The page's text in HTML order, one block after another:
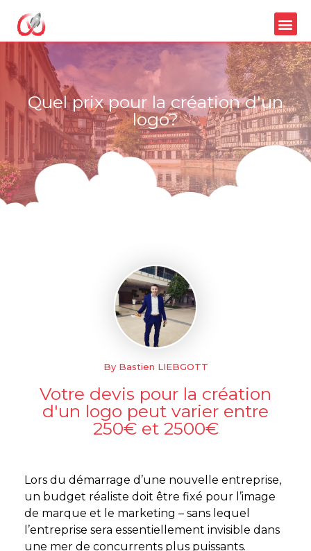
Quel prix pour la création d'un
logo?
By Bastien LIEBGOTT
Votre devis pour la création
d'un logo peut varier entre
250€ et 2500€
Lors du démarrage d’une nouvelle entreprise,
un budget réaliste doit être fixé pour l’image
de marque et le marketing – sans lequel
l’entreprise sera essentiellement invisible dans
une mer de concurrents plus puissants.